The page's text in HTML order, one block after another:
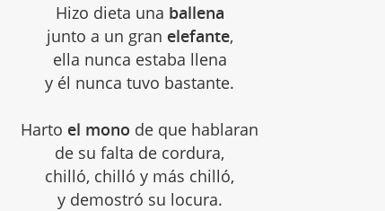
Hizo dieta una ballena
junto a un gran elefante,
ella nunca estaba llena
y él nunca tuvo bastante.
Harto el mono de que hablaran
de su falta de cordura,
chilló, chilló y más chilló,
y demostró su locura.